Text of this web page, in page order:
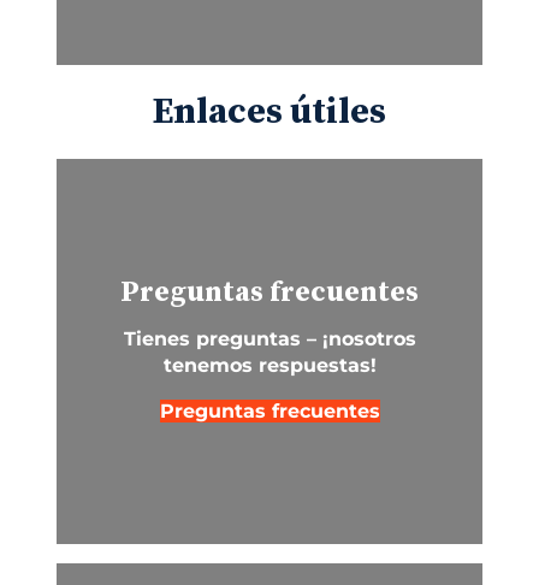
Enlaces útiles
Preguntas frecuentes
Tienes preguntas – ¡nosotros
tenemos respuestas!
Preguntas frecuentes